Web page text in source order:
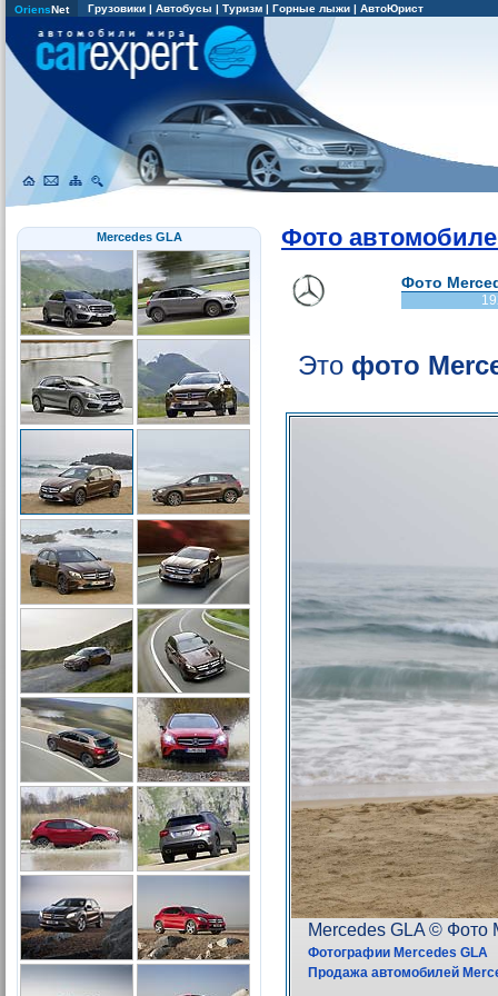
OriensNet Грузовики | Автобусы | Туризм | Горные лыжи | АвтоЮрист
Mercedes GLA Фото
Фото
Это фото